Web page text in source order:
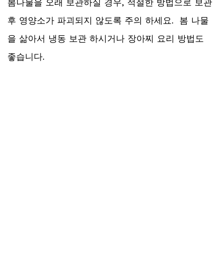
봄나물을 오래 보관하실 경우, 적절한 방법으로 보관
후 영양소가 파괴되지 않도록 주의 하세요. 봄 나물
을 삶아서 냉동 보관 하시거나 장아찌 요리 방법도
좋습니다.